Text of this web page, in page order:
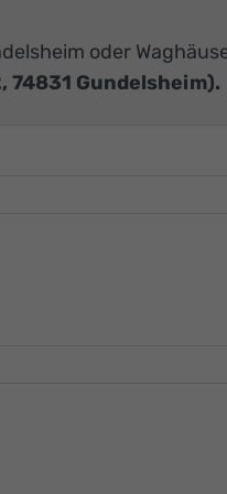
oder
Gundelsheim).